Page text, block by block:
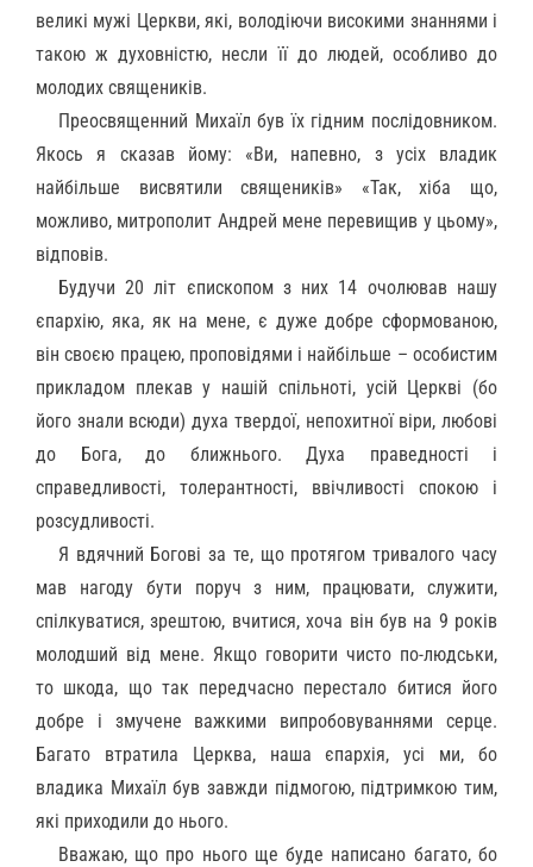
великі мужі Церкви, які, володіючи високими знаннями і
такою ж духовністю, несли її до людей, особливо до
молодих священиків.
Преосвященний Михаїл був їх гідним послідовником.
Якось я сказав йому: «Ви, напевно, з усіх владик
найбільше висвятили священиків» «Так, хіба що,
можливо, митрополит Андрей мене перевищив у цьому»,
відповів.
Будучи 20 літ єпископом з них 14 очолював нашу
єпархію, яка, як на мене, є дуже добре сформованою,
він своєю працею, проповідями і найбільше – особистим
прикладом плекав у нашій спільноті, усій Церкві (бо
його знали всюди) духа твердої, непохитної віри, любові
до Бога, до ближнього. Духа праведності і
справедливості, толерантності, ввічливості спокою і
розсудливості.
Я вдячний Богові за те, що протягом тривалого часу
мав нагоду бути поруч з ним, працювати, служити,
спілкуватися, зрештою, вчитися, хоча він був на 9 років
молодший від мене. Якщо говорити чисто по-людськи,
то шкода, що так передчасно перестало битися його
добре і змучене важкими випробовуваннями серце.
Багато втратила Церква, наша єпархія, усі ми, бо
владика Михаїл був завжди підмогою, підтримкою тим,
які приходили до нього.
Вважаю, що про нього ще буде написано багато, бо